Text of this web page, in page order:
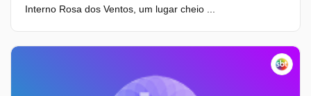
Interno Rosa dos Ventos, um lugar cheio ...